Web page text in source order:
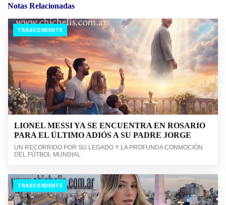
Notas Relacionadas
TRASCENDENTE
LIONEL MESSI YA SE ENCUENTRA EN ROSARIO
PARA EL ÚLTIMO ADIÓS A SU PADRE JORGE
UN RECORRIDO POR SU LEGADO Y LA PROFUNDA CONMOCIÓN
DEL FÚTBOL MUNDIAL
TRASCENDENTE